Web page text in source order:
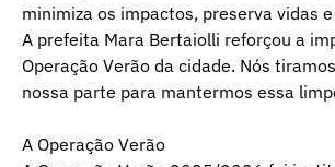
minimiza os impactos, preserva vidas
A prefeita Mara Bertaiolli reforçou a
Operação Verão da cidade. Nós
nossa parte para mantermos essa
A Operação Verão